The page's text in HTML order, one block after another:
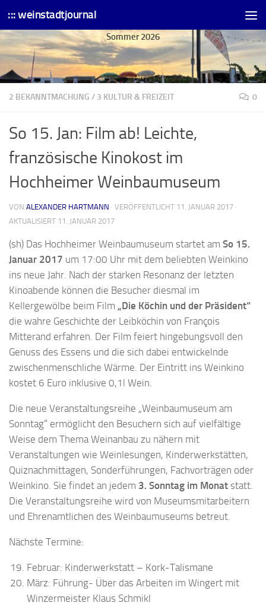
Skip to content
::: weinstadtjournal
Sommer 2026
2 BEKANNTMACHUNG / 3 KULTUR & FREIZEIT 0
So 15. Jan: Film ab! Leichte,
französische Kinokost im
Hochheimer Weinbaumuseum
VON ALEXANDER HARTMANN · VERÖFFENTLICHT 11. JANUAR 2017 ·
AKTUALISIERT 11. JANUAR 2017
(sh) Das Hochheimer Weinbaumuseum startet am So 15.
Januar 2017 um 17:00 Uhr mit dem beliebten Weinkino
ins neue Jahr. Nach der starken Resonanz der letzten
Kinoabende können die Besucher diesmal im
Kellergewölbe beim Film „Die Köchin und der Präsident“
die wahre Geschichte der Leibköchin von François
Mitterand erfahren. Der Film feiert hingebungsvoll den
Genuss des Essens und die sich dabei entwickelnde
zwischenmenschliche Wärme. Der Eintritt ins Weinkino
kostet 6 Euro inklusive 0,1l Wein.
Die neue Veranstaltungsreihe „Weinbaumuseum am
Sonntag“ ermöglicht den Besuchern sich auf vielfältige
Weise dem Thema Weinanbau zu nähern mit
Veranstaltungen wie Weinlesungen, Kinderwerkstätten,
Quiznachmittagen, Sonderführungen, Fachvorträgen oder
Weinkino. Sie findet an jedem 3. Sonntag im Monat statt.
Die Veranstaltungsreihe wird von Museumsmitarbeitern
und Ehrenamtlichen des Weinbaumuseums betreut.
Nächste Termine:
Februar: Kinderwerkstatt – Kork-Talismane
März: Führung- Über das Arbeiten im Wingert mit
Winzermeister Klaus Schmikl